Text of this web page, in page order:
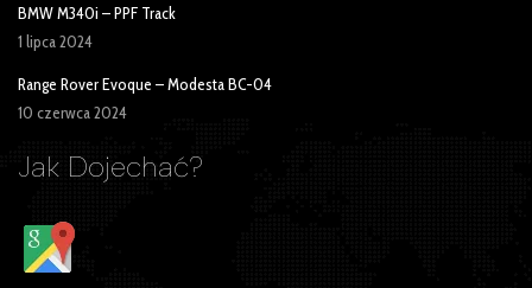
BMW M340i – PPF Track
1 lipca 2024
Range Rover Evoque – Modesta BC-04
10 czerwca 2024
Jak Dojechać?